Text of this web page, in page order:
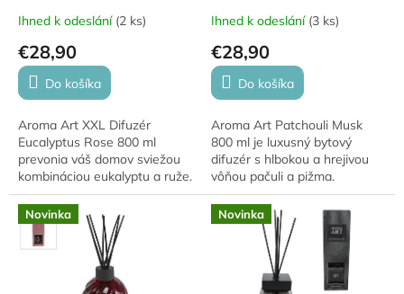
Ihned k odeslání (2 ks)
€28,90
Do košíka
Aroma Art XXL Difuzér
Eucalyptus Rose 800 ml
prevonia váš domov sviežou
kombináciou eukalyptu a ruže.
Elegantný difuzér v tmavom
sklenenom prevedení je
štýlovým doplnkom...
Ihned k odeslání (3 ks)
€28,90
Do košíka
Aroma Art Patchouli Musk
800 ml je luxusný bytový
difuzér s hlbokou a hrejivou
vôňou pačuli a pižma.
Elegantný dizajn v tmavom
sklenenom prevedení dodá
interiéru štýl a...
Novinka Novinka